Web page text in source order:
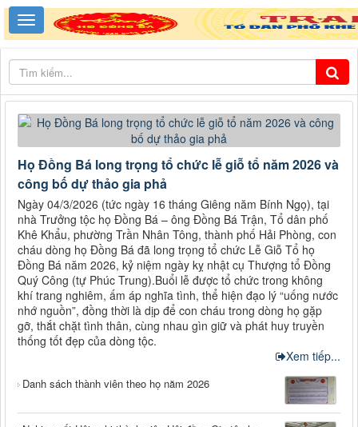
Họ Đồng Bá long trọng tổ chức lễ giỗ tổ năm 2026 và
công bố dự thảo gia phả
Ngày 04/3/2026 (tức ngày 16 tháng Giêng năm Bính Ngọ), tại
nhà Trưởng tộc họ Đồng Bá – ông Đồng Bá Trận, Tổ dân phố
Khê Khẩu, phường Trần Nhân Tông, thành phố Hải Phòng, con
cháu dòng họ Đồng Bá đã long trọng tổ chức Lễ Giỗ Tổ họ
Đồng Bá năm 2026, kỷ niệm ngày kỵ nhật cụ Thượng tổ Đồng
Quý Công (tự Phúc Trung).Buổi lễ được tổ chức trong không
khí trang nghiêm, ấm áp nghĩa tình, thể hiện đạo lý “uống nước
nhớ nguồn”, đồng thời là dịp để con cháu trong dòng họ gặp
gỡ, thắt chặt tình thân, cùng nhau gìn giữ và phát huy truyền
thống tốt đẹp của dòng tộc.
Xem tiếp...
Danh sách thành viên theo họ năm 2026